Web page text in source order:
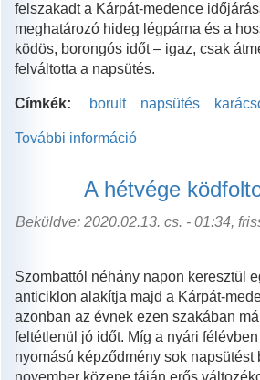
felszakadt a Kárpát-medence
meghatározó hideg légpárna és a
ködös, borongós időt – igaz, csak
felváltotta a napsütés.
Címkék: borult napsütés
További információ
Dunántúlon
tartalommal
A hétvége
Beküldve: 2020.02.13. cs. - 01:34,
Szombattól néhány napon keresztül
anticiklon alakítja majd a Kárpát-
azonban az évnek ezen szakában
feltétlenül jó időt. Míg a nyári
nyomású képződmény sok napsütést
november közepe táján erős